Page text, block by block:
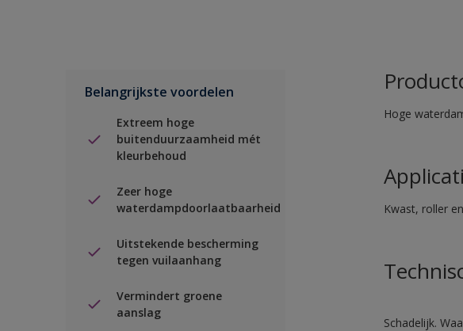
Belangrijkste voordelen
Extreem hoge
buitenduurzaamheid mét
kleurbehoud
Zeer hoge
waterdampdoorlaatbaarheid
Uitstekende bescherming
tegen vuilaanhang
Vermindert groene
aanslag
Hoge
Kwast, roller
Schadelijk.